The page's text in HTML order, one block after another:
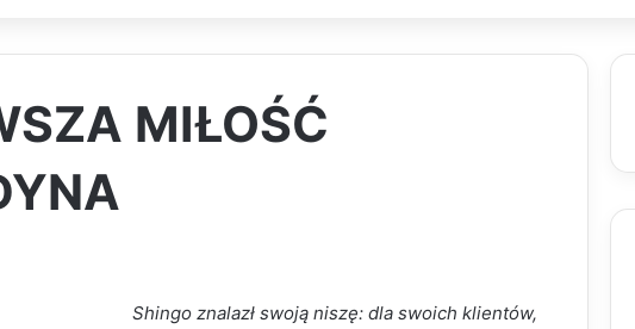
MIŁOŚĆ
Shingo znalazł swoją niszę: dla swoich klientów,